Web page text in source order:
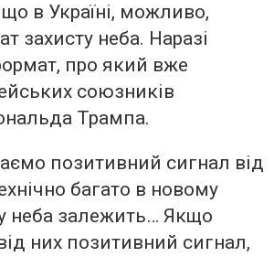
в Україні, можливо,
захисту неба. Наразі
про який вже
союзників
Трампа.
позитивний сигнал від
багато в новому
неба залежить… Якщо
них позитивний сигнал,